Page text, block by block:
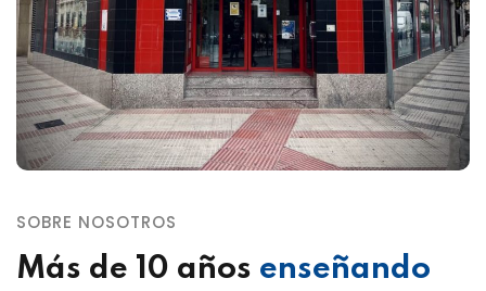
SOBRE NOSOTROS
Más de 10 años enseñando